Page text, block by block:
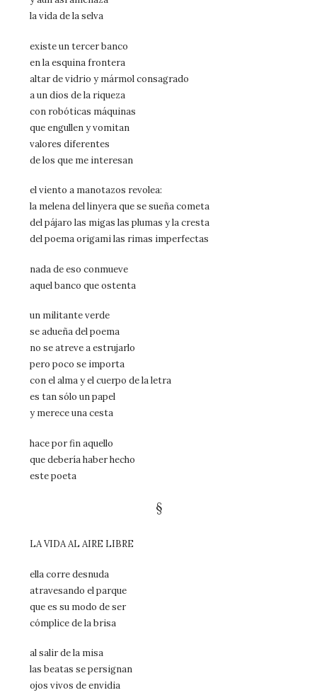
la vida de la selva
existe un tercer banco
en la esquina frontera
altar de vidrio y mármol consagrado
a un dios de la riqueza
con robóticas máquinas
que engullen y vomitan
valores diferentes
de los que me interesan
el viento a manotazos revolea:
la melena del linyera que se sueña cometa
del pájaro las migas las plumas y la cresta
del poema origami las rimas imperfectas
nada de eso conmueve
aquel banco que ostenta
un militante verde
se adueña del poema
no se atreve a estrujarlo
pero poco se importa
con el alma y el cuerpo de la letra
es tan sólo un papel
y merece una cesta
hace por fin aquello
que debería haber hecho
este poeta
§
LA VIDA AL AIRE LIBRE
ella corre desnuda
atravesando el parque
que es su modo de ser
cómplice de la brisa
al salir de la misa
las beatas se persignan
ojos vivos de envidia